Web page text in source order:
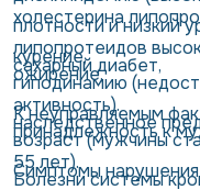
холестерина
плотности и низкий
липопротеидов
курение,
сахарный диабет,
ожирение,
гиподинамию
активность).
К неуправляемым
наследственное
принадлежность к
возраст (мужчины
55 лет).
Симптомы
Болезни системы